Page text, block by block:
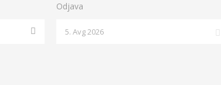
Odjava